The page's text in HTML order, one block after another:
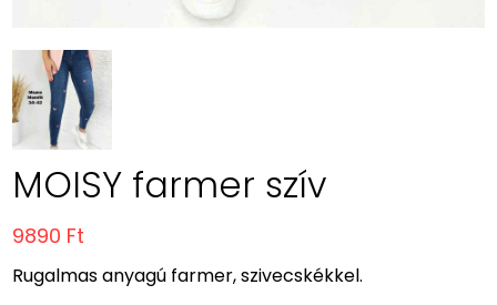
MOISY farmer szív
9890 Ft
Rugalmas anyagú farmer, szivecskékkel.